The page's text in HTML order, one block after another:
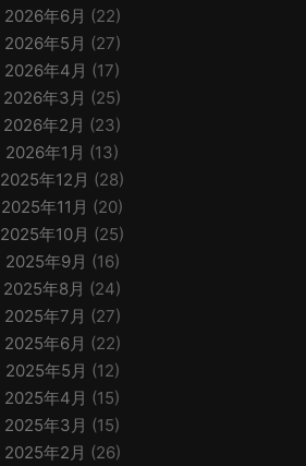
2026年6月 (22)
2026年5月 (27)
2026年4月 (17)
2026年3月 (25)
2026年2月 (23)
2026年1月 (13)
2025年12月 (28)
2025年11月 (20)
2025年10月 (25)
2025年9月 (16)
2025年8月 (24)
2025年7月 (27)
2025年6月 (22)
2025年5月 (12)
2025年4月 (15)
2025年3月 (15)
2025年2月 (26)